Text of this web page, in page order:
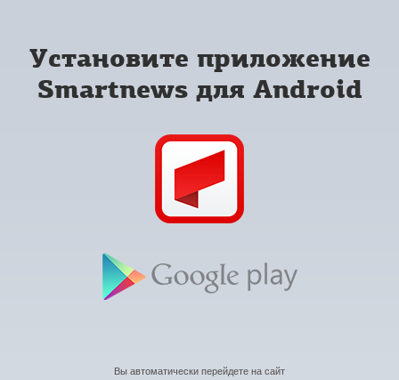
Установите приложение
Smartnews для Android
Вы автоматически перейдете на сайт